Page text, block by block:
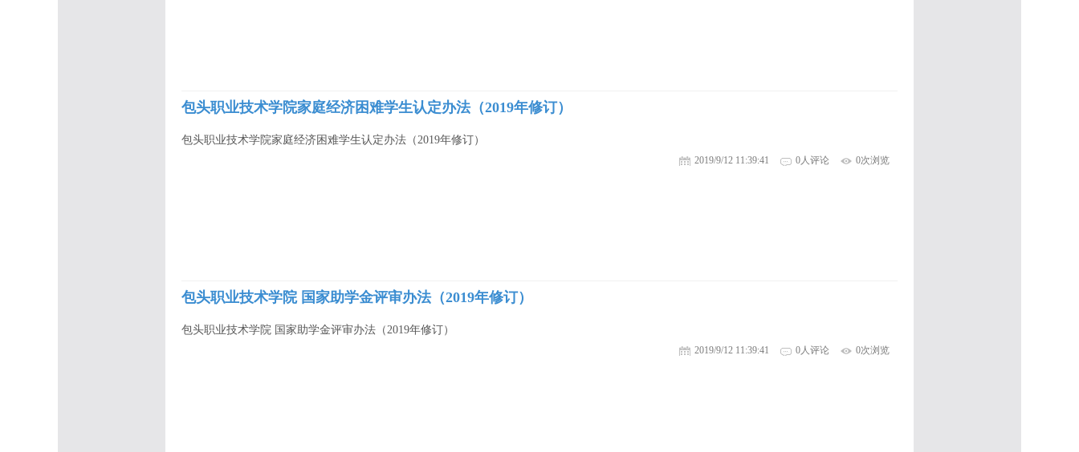
包头职业技术学院家庭经济困难学生认定办法（2019年修订）
包头职业技术学院家庭经济困难学生认定办法（2019年修订）
2019/9/12 11:39:41 0人评论 0次浏览
包头职业技术学院 国家助学金评审办法（2019年修订）
包头职业技术学院 国家助学金评审办法（2019年修订）
2019/9/12 11:39:41 0人评论 0次浏览